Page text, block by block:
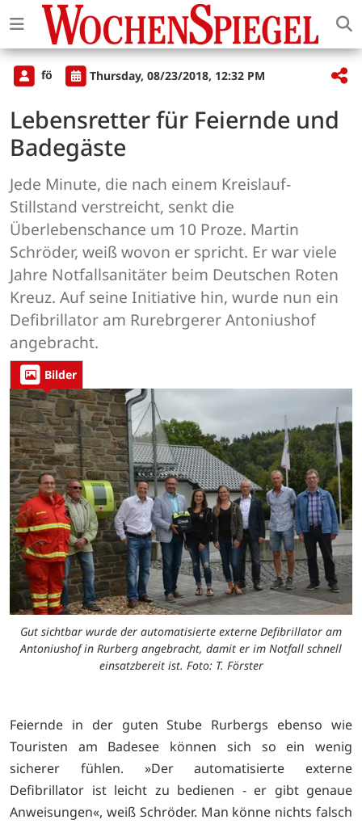
fö Thursday, 08/23/2018, 12:32 PM
Lebensretter für Feiernde und
Badegäste
Jede Minute, die nach einem Kreislauf-
Stillstand verstreicht, senkt die
Überlebenschance um 10 Proze. Martin
Schröder, weiß wovon er spricht. Er war viele
Jahre Notfallsanitäter beim Deutschen Roten
Kreuz. Auf seine Initiative hin, wurde nun ein
Defibrillator am Rurebrgerer Antoniushof
angebracht.
Bilder
Gut sichtbar wurde der automatisierte externe Defibrillator am
Antoniushof in Rurberg angebracht, damit er im Notfall schnell
einsatzbereit ist. Foto: T. Förster
Feiernde in der guten Stube Rurbergs ebenso wie
Touristen am Badesee können sich so ein wenig
sicherer fühlen. »Der automatisierte externe
Defibrillator ist leicht zu bedienen - er gibt genaue
Anweisungen«, weiß Schröder. Man könne nichts falsch